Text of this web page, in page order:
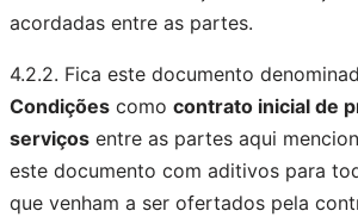
acordadas entre as partes.
4.2.2. Fica este documento
Condições como contrato inicial de
serviços entre as partes aqui
este documento com aditivos para
que venham a ser ofertados pela